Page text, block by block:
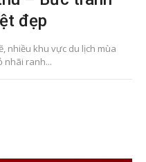
đẹp
nhiều khu vực du lịch mùa
nhãi ranh...